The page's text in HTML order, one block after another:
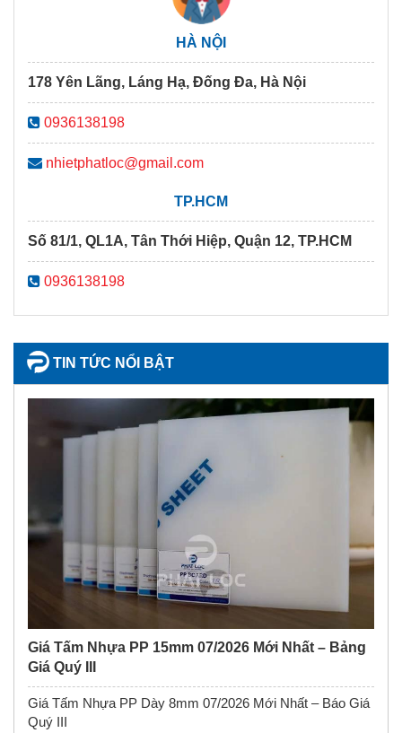
HÀ NỘI
178 Yên Lãng, Láng Hạ, Đống Đa, Hà Nội
0936138198
nhietphatloc@gmail.com
TP.HCM
Số 81/1, QL1A, Tân Thới Hiệp, Quận 12, TP.HCM
0936138198
TIN TỨC NỔI BẬT
Giá Tấm Nhựa PP 15mm 07/2026 Mới Nhất – Bảng
Giá Quý III
Giá Tấm Nhựa PP Dày 8mm 07/2026 Mới Nhất – Báo Giá
Quý III